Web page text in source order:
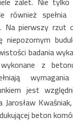
również
Na pierwszy rzut
badania
z
jest
beton